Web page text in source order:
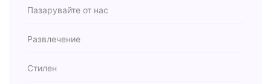
Пазарувайте от нас
Развлечение
Стилен